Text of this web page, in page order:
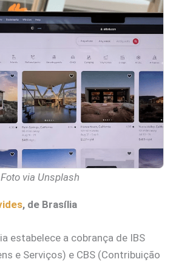
Foto via Unsplash
, de Brasília
estabelece a cobrança de IBS
e Serviços) e CBS (Contribuição